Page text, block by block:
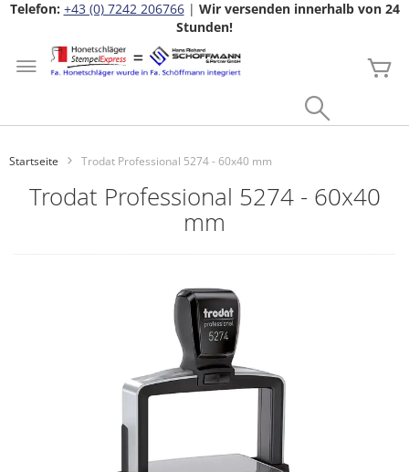
Telefon: +43 (0) 7242 206766| Wir versenden innerhalb von 24
Stunden!
Zum
Inhalt
springen
Startseite Trodat Professional 5274 - 60x40 mm
Trodat Professional 5274 - 60x40
mm